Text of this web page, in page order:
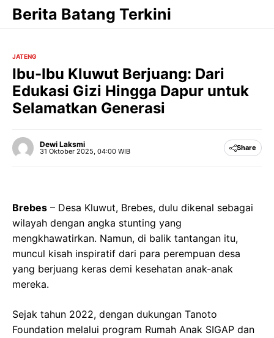
Langsung
Berita Batang Terkini
JATENG
Ibu-Ibu Kluwut Berjuang: Dari
Edukasi Gizi Hingga Dapur untuk
Selamatkan Generasi
Dewi Laksmi
31 Oktober 2025, 04:00 WIB Share
Brebes – Desa Kluwut, Brebes, dulu dikenal sebagai
wilayah dengan angka stunting yang
mengkhawatirkan. Namun, di balik tantangan itu,
muncul kisah inspiratif dari para perempuan desa
yang berjuang keras demi kesehatan anak-anak
mereka.
Sejak tahun 2022, dengan dukungan Tanoto
Foundation melalui program Rumah Anak SIGAP dan